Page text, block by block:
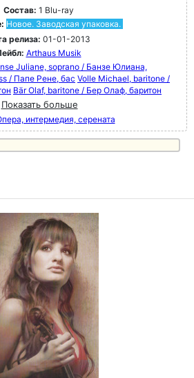
Состав: 1 Blu-ray
Новое. Заводская упаковка.
релиза: 01-01-2013
Arthaus Musik
Juliane, soprano / Банзе Юлиана,
/ Папе Рене, бас Volle Michael, baritone /
Bär Olaf, baritone / Бер Олаф, баритон
Показать больше
интермедия, серената